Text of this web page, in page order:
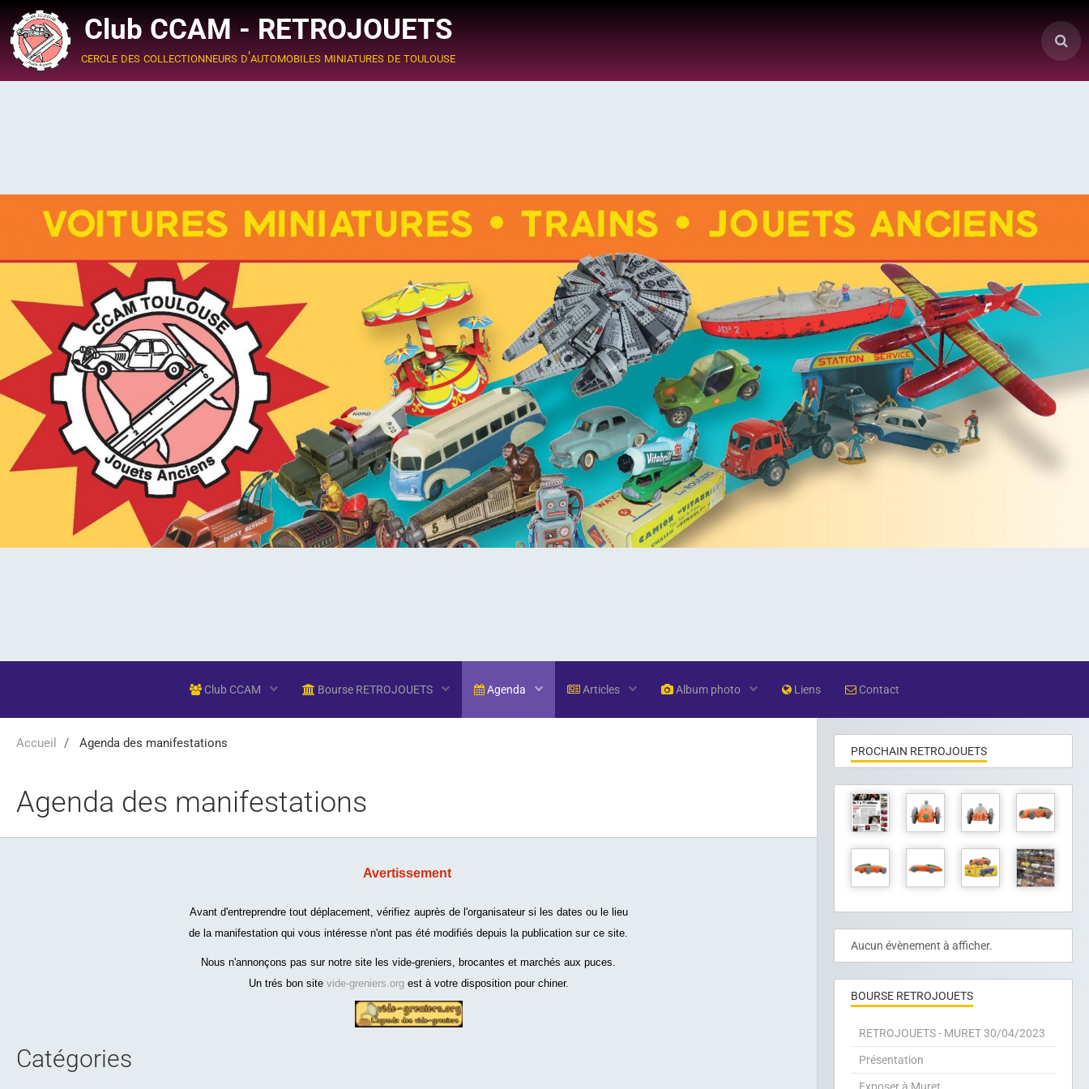
Club CCAM - RETROJOUETS
cercle des collectionneurs d'automobiles miniatures de toulouse
Club CCAM Bourse RETROJOUETS Agenda Articles Album photo Liens Contact
Accueil Agenda des manifestations
Agenda des manifestations
Avertissement
Avant d'entreprendre tout déplacement, vérifiez auprès de l'organisateur si les dates ou le lieu
de la manifestation qui vous intéresse n'ont pas été modifiés depuis la publication sur ce site.
Nous n'annonçons pas sur notre site les vide-greniers, brocantes et marchés aux puces.
Un trés bon site vide-greniers.org est à votre disposition pour chiner.
Catégories
PROCHAIN RETROJOUETS
Aucun évènement à afficher.
BOURSE RETROJOUETS
RETROJOUETS - MURET 30/04/2023
Présentation